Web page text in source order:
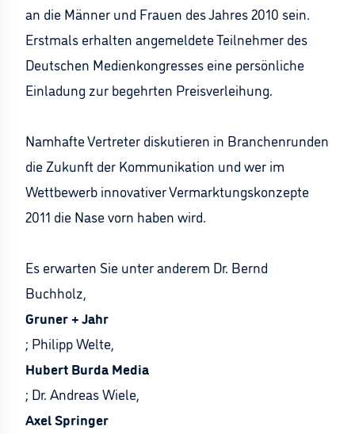
an die Männer und Frauen des Jahres 2010 sein.
Erstmals erhalten angemeldete Teilnehmer des
Deutschen Medienkongresses eine persönliche
Einladung zur begehrten Preisverleihung.
Namhafte Vertreter diskutieren in Branchenrunden
die Zukunft der Kommunikation und wer im
Wettbewerb innovativer Vermarktungskonzepte
2011 die Nase vorn haben wird.
Es erwarten Sie unter anderem Dr. Bernd
Buchholz,
Gruner + Jahr
; Philipp Welte,
Hubert Burda Media
; Dr. Andreas Wiele,
Axel Springer